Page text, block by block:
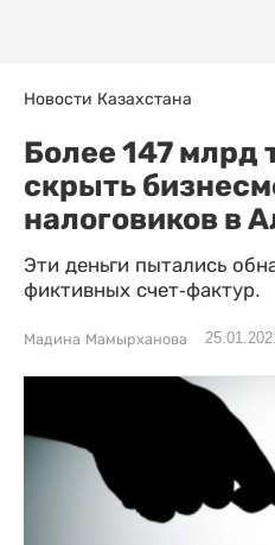
Новости Казахстана
Более 147 млрд
скрыть
налоговиков в
Эти деньги пытались
фиктивных счет-фактур.
Мадина Мамырханова